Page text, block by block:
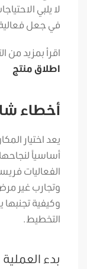
لا يلبي
في جعل
اقرأ بمزيد من
اطلاق منتج
أخطاء
يعد اختيار
أساسياً
الفعاليات
وتجارب غير
وكيفية
التخطيط.
بدء